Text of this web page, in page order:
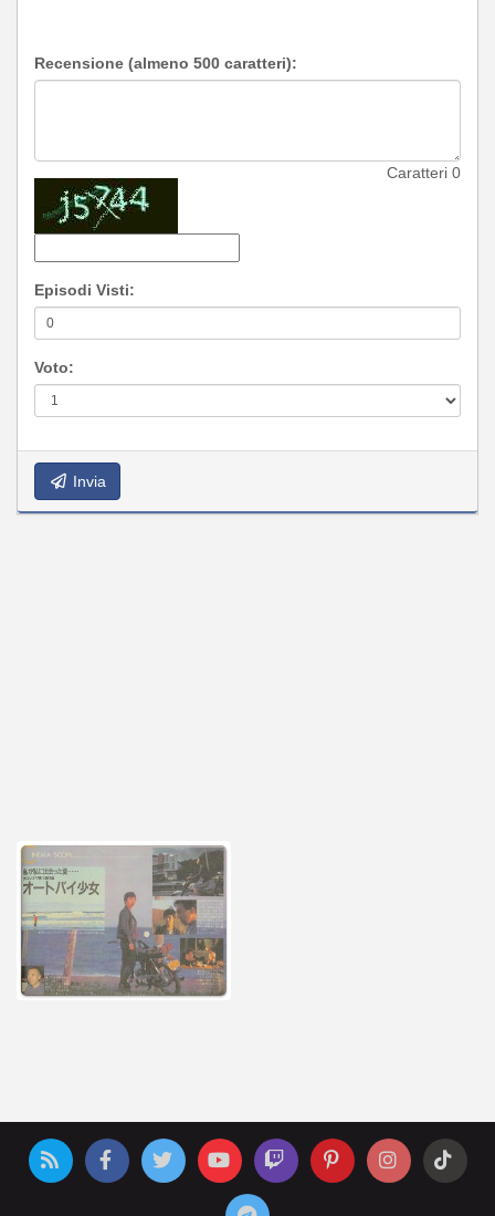
Recensione (almeno 500 caratteri):
Caratteri 0
Episodi Visti:
Voto:
Invia